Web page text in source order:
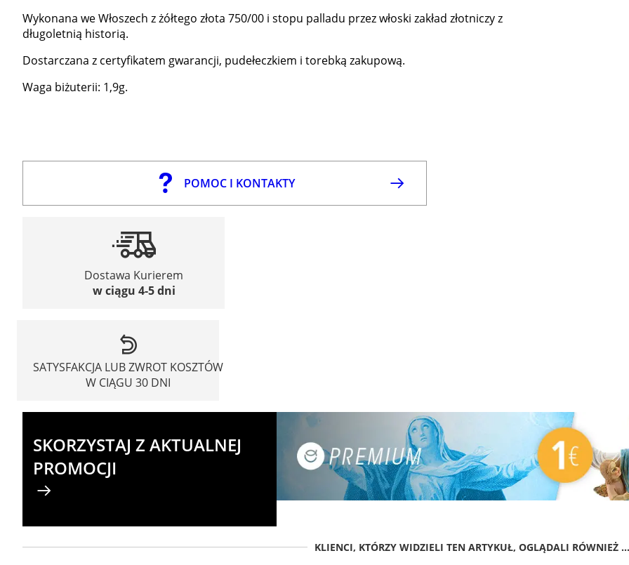
Wykonana we Włoszech z żółtego złota 750/00 i stopu palladu przez włoski zakład złotniczy z
długoletnią historią.
Dostarczana z certyfikatem gwarancji, pudełeczkiem i torebką zakupową.
Waga biżuterii: 1,9g.
POMOC I KONTAKTY
Dostawa Kurierem
w ciągu 4-5 dni
SATYSFAKCJA LUB ZWROT KOSZTÓW
W CIĄGU 30 DNI
SKORZYSTAJ Z AKTUALNEJ
PROMOCJI
KLIENCI, KTÓRZY WIDZIELI TEN ARTYKUŁ, OGLĄDALI RÓWNIEŻ ...